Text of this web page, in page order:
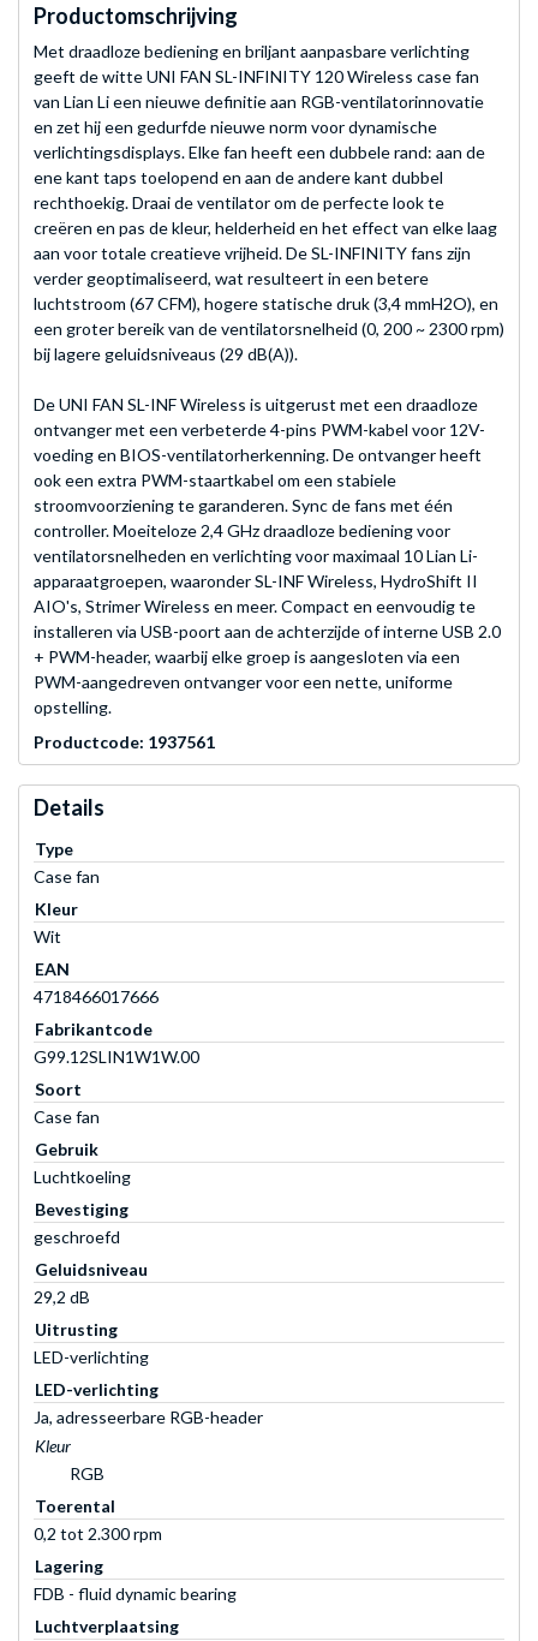
Productomschrijving
Met draadloze bediening en briljant aanpasbare verlichting
geeft de witte UNI FAN SL-INFINITY 120 Wireless case fan
van Lian Li een nieuwe definitie aan RGB-ventilatorinnovatie
en zet hij een gedurfde nieuwe norm voor dynamische
verlichtingsdisplays. Elke fan heeft een dubbele rand: aan de
ene kant taps toelopend en aan de andere kant dubbel
rechthoekig. Draai de ventilator om de perfecte look te
creëren en pas de kleur, helderheid en het effect van elke laag
aan voor totale creatieve vrijheid. De SL-INFINITY fans zijn
verder geoptimaliseerd, wat resulteert in een betere
luchtstroom (67 CFM), hogere statische druk (3,4 mmH2O), en
een groter bereik van de ventilatorsnelheid (0, 200 ~ 2300 rpm)
bij lagere geluidsniveaus (29 dB(A)).
De UNI FAN SL-INF Wireless is uitgerust met een draadloze
ontvanger met een verbeterde 4-pins PWM-kabel voor 12V-
voeding en BIOS-ventilatorherkenning. De ontvanger heeft
ook een extra PWM-staartkabel om een stabiele
stroomvoorziening te garanderen. Sync de fans met één
controller. Moeiteloze 2,4 GHz draadloze bediening voor
ventilatorsnelheden en verlichting voor maximaal 10 Lian Li-
apparaatgroepen, waaronder SL-INF Wireless, HydroShift II
AIO's, Strimer Wireless en meer. Compact en eenvoudig te
installeren via USB-poort aan de achterzijde of interne USB 2.0
+ PWM-header, waarbij elke groep is aangesloten via een
PWM-aangedreven ontvanger voor een nette, uniforme
opstelling.
Productcode: 1937561
Details
Type
Case fan
Kleur
Wit
EAN
4718466017666
Fabrikantcode
G99.12SLIN1W1W.00
Soort
Case fan
Gebruik
Luchtkoeling
Bevestiging
geschroefd
Geluidsniveau
29,2 dB
Uitrusting
LED-verlichting
LED-verlichting
Ja, adresseerbare RGB-header
Kleur
RGB
Toerental
0,2 tot 2.300 rpm
Lagering
FDB - fluid dynamic bearing
Luchtverplaatsing